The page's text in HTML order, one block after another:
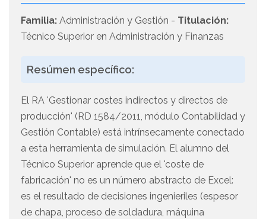
Familia: Administración y Gestión - Titulación:
Técnico Superior en Administración y Finanzas
Resúmen específico:
El RA 'Gestionar costes indirectos y directos de
producción' (RD 1584/2011, módulo Contabilidad y
Gestión Contable) está intrínsecamente conectado
a esta herramienta de simulación. El alumno del
Técnico Superior aprende que el 'coste de
fabricación' no es un número abstracto de Excel:
es el resultado de decisiones ingenieriles (espesor
de chapa, proceso de soldadura, máquina